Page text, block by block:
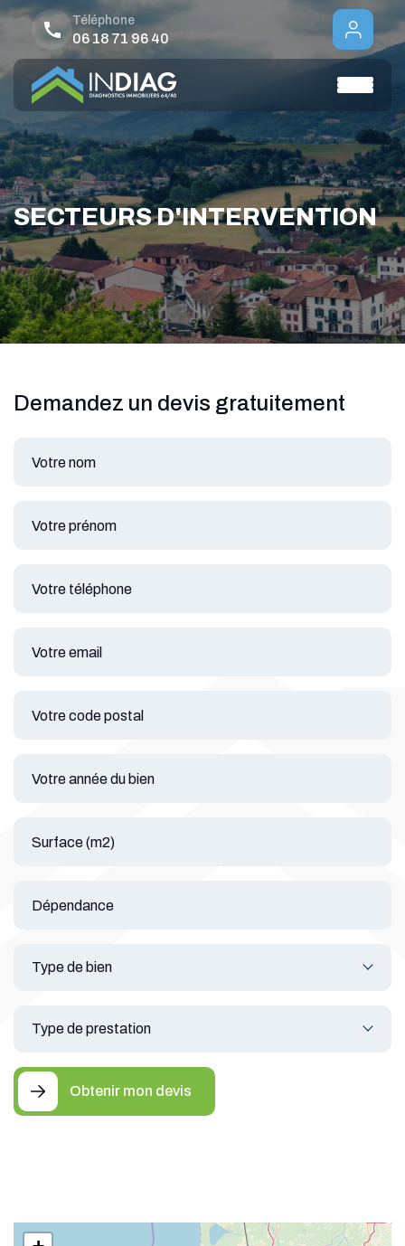
Téléphone
06 18 71 96 40
SECTEURS D'INTERVENTION
Demandez un devis gratuitement
Obtenir mon devis